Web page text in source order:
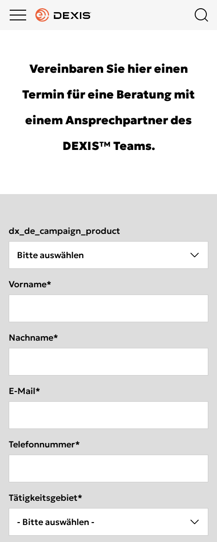
Intraorales Röntgen
Intraorales Scannen
UNTERNEHMEN
DEXIS ACADEMY
Vereinbaren Sie hier einen
Termin für eine Beratung mit
einem Ansprechpartner des
DEXIS™ Teams.
dx_de_campaign_product
Vorname*
Nachname*
E-Mail*
Telefonnummer*
Tätigkeitsgebiet*